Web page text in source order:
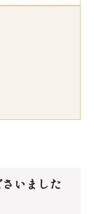
いました